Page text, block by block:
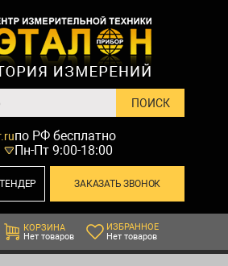
по РФ бесплатно
Пн-Пт 9:00-18:00
ЗАКАЗАТЬ ЗВОНОК
КОРЗИНА
Нет товаров
ИЗБРАННОЕ
Нет товаров